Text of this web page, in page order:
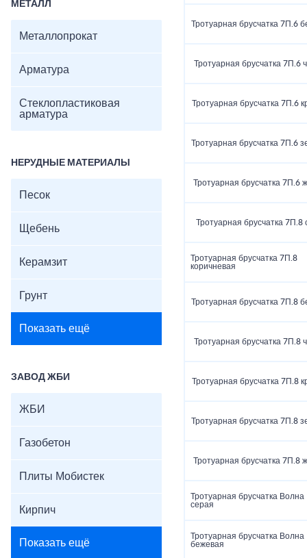
МЕТАЛЛ
Металлопрокат
Арматура
Стеклопластиковая
арматура
НЕРУДНЫЕ МАТЕРИАЛЫ
Песок
Щебень
Керамзит
Грунт
Показать ещё
ЗАВОД ЖБИ
ЖБИ
Газобетон
Плиты Мобистек
Кирпич
Показать ещё
Тротуарная брусчатка 7П.6
Тротуарная брусчатка 7П.6
Тротуарная брусчатка 7П.6
Тротуарная брусчатка 7П.6
Тротуарная брусчатка 7П.6
Тротуарная брусчатка 7П.8
Тротуарная брусчатка 7П.8
коричневая
Тротуарная брусчатка 7П.8
Тротуарная брусчатка 7П.8
Тротуарная брусчатка 7П.8
Тротуарная брусчатка 7П.8
Тротуарная брусчатка 7П.8
Тротуарная брусчатка
серая
Тротуарная брусчатка
бежевая